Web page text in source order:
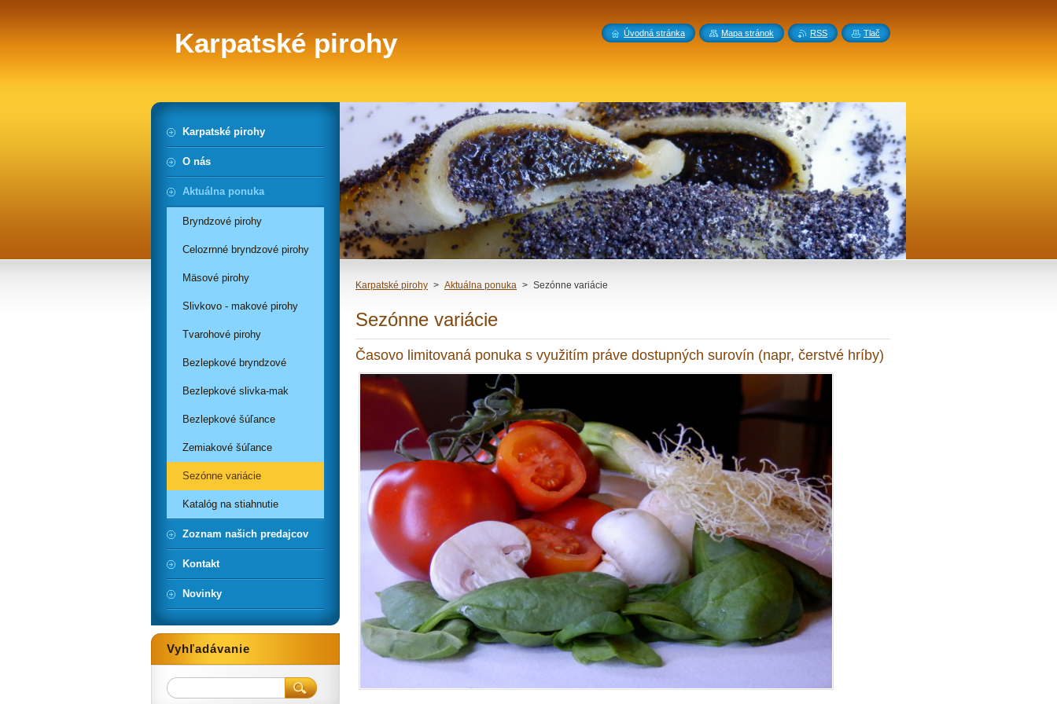
Karpatské pirohy
Karpatské pirohy > Aktuálna ponuka > Sezónne variácie
Sezónne variácie
Časovo limitovaná ponuka s využitím práve dostupných surovín (napr, čerstvé hríby)
Karpatské pirohy
O nás
Aktuálna ponuka
Bryndzové pirohy
Celozrnné bryndzové pirohy
Mäsové pirohy
Slivkovo - makové pirohy
Tvarohové pirohy
Bezlepkové bryndzové
Bezlepkové slivka-mak
Bezlepkové šúľance
Zemiakové šúľance
Sezónne variácie
Katalóg na stiahnutie
Zoznam našich predajcov
Kontakt
Novinky
Vyhľadávanie
Úvodná stránka Mapa stránok RSS Tlač